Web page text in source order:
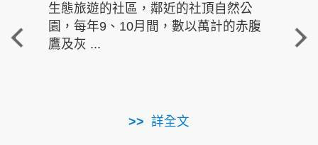
生態旅遊的社區，鄰近的社頂自然公
園，每年9、10月間，數以萬計的赤腹
鷹及灰 ...
詳全文
重
走進